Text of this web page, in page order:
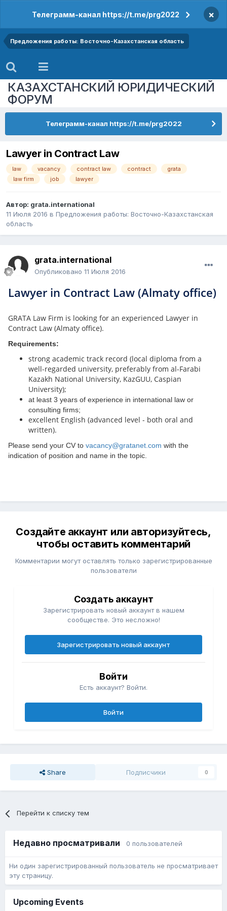
Телеграмм-канал https://t.me/prg2022 ×
Предложения работы: Восточно-Казахстанская область
КАЗАХСТАНСКИЙ ЮРИДИЧЕСКИЙ
ФОРУМ
Телеграмм-канал https://t.me/prg2022
Lawyer in Contract Law
law vacancy contract law contract
grata
law firm
job lawyer
Автор: grata.international
11 Июля 2016 в Предложения работы: Восточно-Казахстанская
область
grata.international
Опубликовано 11 Июля 2016
Lawyer in Contract Law (Almaty office)
GRATA Law Firm is looking for an experienced Lawyer in
Contract Law (Almaty office).
Requirements:
strong academic track record (local diploma from a
well-regarded university, preferably from al-Farabi
Kazakh National University, KazGUU, Caspian
University);
at least 3 years of experience in international law or
consulting firms;
excellent English (advanced level - both oral and
written).
Please send your CV to vacancy@gratanet.com with the
indication of position and name in the topic.
Создайте аккаунт или авторизуйтесь,
чтобы оставить комментарий
Комментарии могут оставлять только зарегистрированные
пользователи
Создать аккаунт
Зарегистрировать новый аккаунт в нашем
сообществе. Это несложно!
Зарегистрировать новый аккаунт
Войти
Есть аккаунт? Войти.
Войти
Share Подписчики 0
Перейти к списку тем
Недавно просматривали 0 пользователей
Ни один зарегистрированный пользователь не просматривает
эту страницу.
Upcoming Events